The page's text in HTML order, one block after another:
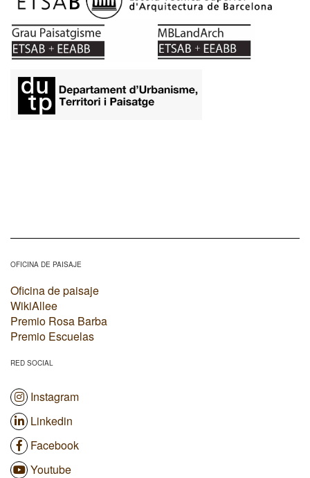
OFICINA DE PAISAJE
Oficina de paisaje
WikiAllee
Premio Rosa Barba
Premio Escuelas
RED SOCIAL
Instagram
Linkedin
Facebook
Youtube